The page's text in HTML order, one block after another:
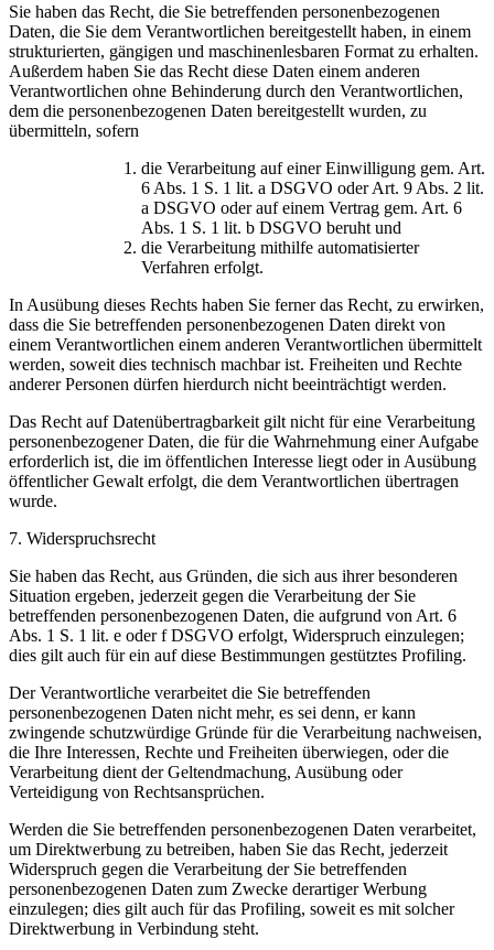
Sie haben das Recht, die Sie betreffenden personenbezogenen
Daten, die Sie dem Verantwortlichen bereitgestellt haben, in einem
strukturierten, gängigen und maschinenlesbaren Format zu erhalten.
Außerdem haben Sie das Recht diese Daten einem anderen
Verantwortlichen ohne Behinderung durch den Verantwortlichen,
dem die personenbezogenen Daten bereitgestellt wurden, zu
übermitteln, sofern
die Verarbeitung auf einer Einwilligung gem. Art.
6 Abs. 1 S. 1 lit. a DSGVO oder Art. 9 Abs. 2 lit.
a DSGVO oder auf einem Vertrag gem. Art. 6
Abs. 1 S. 1 lit. b DSGVO beruht und
die Verarbeitung mithilfe automatisierter
Verfahren erfolgt.
In Ausübung dieses Rechts haben Sie ferner das Recht, zu erwirken,
dass die Sie betreffenden personenbezogenen Daten direkt von
einem Verantwortlichen einem anderen Verantwortlichen übermittelt
werden, soweit dies technisch machbar ist. Freiheiten und Rechte
anderer Personen dürfen hierdurch nicht beeinträchtigt werden.
Das Recht auf Datenübertragbarkeit gilt nicht für eine Verarbeitung
personenbezogener Daten, die für die Wahrnehmung einer Aufgabe
erforderlich ist, die im öffentlichen Interesse liegt oder in Ausübung
öffentlicher Gewalt erfolgt, die dem Verantwortlichen übertragen
wurde.
7. Widerspruchsrecht
Sie haben das Recht, aus Gründen, die sich aus ihrer besonderen
Situation ergeben, jederzeit gegen die Verarbeitung der Sie
betreffenden personenbezogenen Daten, die aufgrund von Art. 6
Abs. 1 S. 1 lit. e oder f DSGVO erfolgt, Widerspruch einzulegen;
dies gilt auch für ein auf diese Bestimmungen gestütztes Profiling.
Der Verantwortliche verarbeitet die Sie betreffenden
personenbezogenen Daten nicht mehr, es sei denn, er kann
zwingende schutzwürdige Gründe für die Verarbeitung nachweisen,
die Ihre Interessen, Rechte und Freiheiten überwiegen, oder die
Verarbeitung dient der Geltendmachung, Ausübung oder
Verteidigung von Rechtsansprüchen.
Werden die Sie betreffenden personenbezogenen Daten verarbeitet,
um Direktwerbung zu betreiben, haben Sie das Recht, jederzeit
Widerspruch gegen die Verarbeitung der Sie betreffenden
personenbezogenen Daten zum Zwecke derartiger Werbung
einzulegen; dies gilt auch für das Profiling, soweit es mit solcher
Direktwerbung in Verbindung steht.